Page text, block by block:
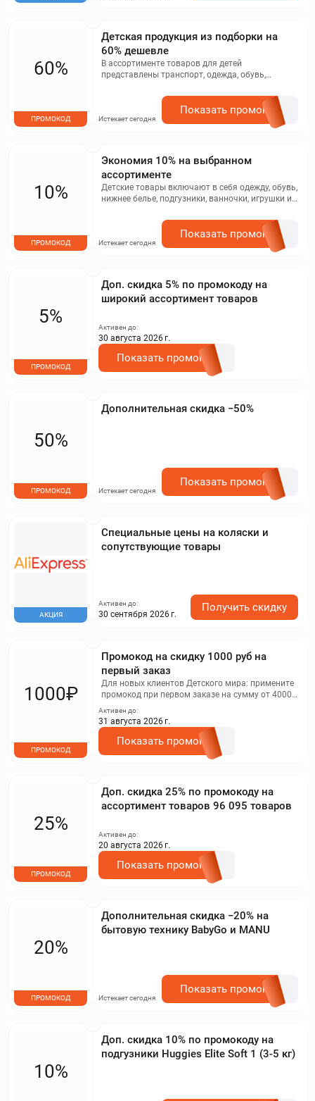
Детская продукция из подборки на
60% дешевле
В ассортименте товаров для детей
представлены транспорт, одежда, обувь,
60%
ПРОМОКОД Истекает сегодня
Показать промокод
Экономия 10% на выбранном
ассортименте
Детские товары включают в себя одежду, обувь,
нижнее белье, подгузники, ванночки, игрушки и
10%
ПРОМОКОД Истекает сегодня
Показать промокод
Доп. скидка 5% по промокоду на
широкий ассортимент товаров
5%
ПРОМОКОД
Активен до:
30 августа 2026 г.
Показать промокод
Дополнительная скидка −50%
50%
ПРОМОКОД Истекает сегодня
Показать промокод
Специальные цены на коляски и
сопутствующие товары
АКЦИЯ
Активен до:
30 сентября 2026 г.
Получить скидку
Промокод на скидку 1000 руб на
первый заказ
Для новых клиентов Детского мира: примените
промокод при первом заказе на сумму от 4000
продукцию из всех категорий
1000₽
ПРОМОКОД
Активен до:
31 августа 2026 г.
Показать промокод
Доп. скидка 25% по промокоду на
ассортимент товаров 96 095 товаров
25%
ПРОМОКОД
Активен до:
20 августа 2026 г.
Показать промокод
Дополнительная скидка −20% на
бытовую технику BabyGo и MANU
20%
ПРОМОКОД Истекает сегодня
Показать промокод
Доп. скидка 10% по промокоду на
подгузники Huggies Elite Soft 1 (3-5 кг)
10%